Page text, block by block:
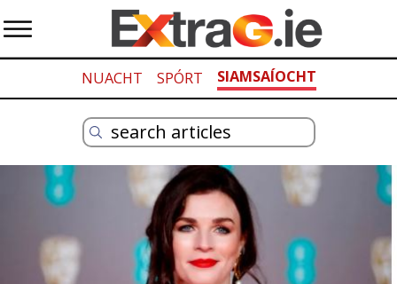
NUACHT SPÓRT SIAMSAÍOCHT